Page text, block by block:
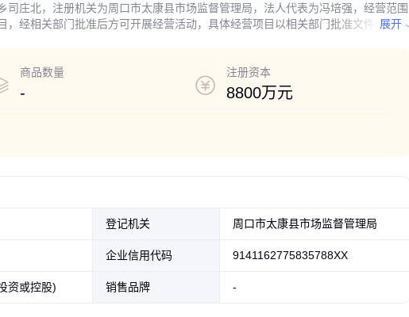
庄北，注册机关为周口市太康县市场监督管理局，法人代表为冯培强，经营范围
经相关部门批准后方可开展经营活动，具体经营项目以相关部门批准文件或许可
展开
商品数量
-
注册资本
8800万元
登记机关 周口市太康县市场监督管理局
企业信用代码 9141162775835788XX
资或控股) 销售品牌 -